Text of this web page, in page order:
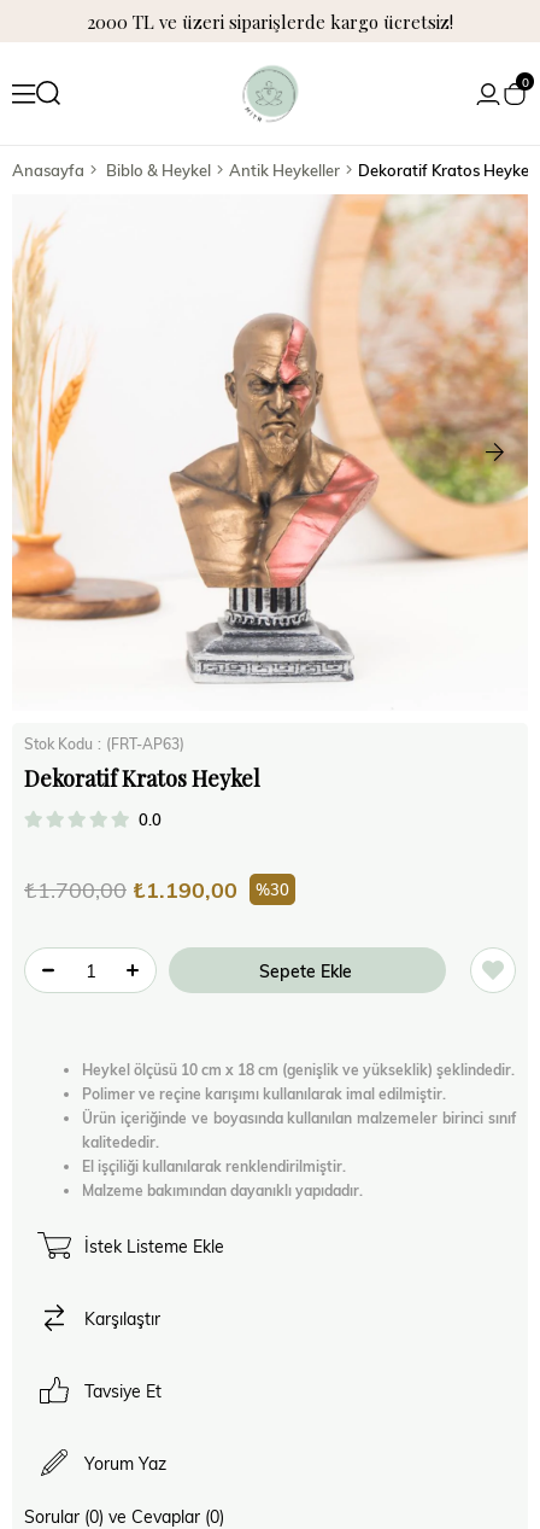
2000 TL ve üzeri siparişlerde kargo ücretsiz!
0
Anasayfa Biblo & Heykel Antik Heykeller Dekoratif Kratos Heykel
Stok Kodu (FRT-AP63)
Dekoratif Kratos Heykel
0.0
₺1.700,00 ₺1.190,00 30
Heykel ölçüsü 10 cm x 18 cm (genişlik ve yükseklik) şeklindedir.
Polimer ve reçine karışımı kullanılarak imal edilmiştir.
Ürün içeriğinde ve boyasında kullanılan malzemeler birinci sınıf
kalitededir.
El işçiliği kullanılarak renklendirilmiştir.
Malzeme bakımından dayanıklı yapıdadır.
İstek Listeme Ekle
Karşılaştır
Tavsiye Et
Yorum Yaz
Sorular (0) ve Cevaplar (0)